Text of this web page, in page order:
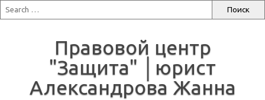
Правовой центр
"Защита" │юрист
Александрова Жанна